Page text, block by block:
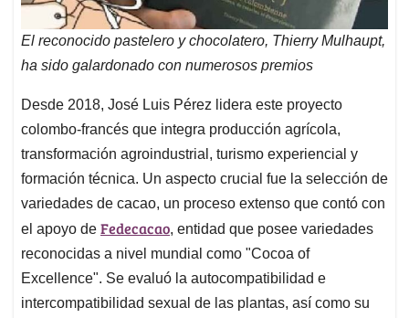
El reconocido pastelero y chocolatero, Thierry Mulhaupt,
ha sido galardonado con numerosos premios
Desde 2018, José Luis Pérez lidera este proyecto
colombo-francés que integra producción agrícola,
transformación agroindustrial, turismo experiencial y
formación técnica. Un aspecto crucial fue la selección de
variedades de cacao, un proceso extenso que contó con
el apoyo de Fedecacao, entidad que posee variedades
reconocidas a nivel mundial como "Cocoa of
Excellence". Se evaluó la autocompatibilidad e
intercompatibilidad sexual de las plantas, así como su